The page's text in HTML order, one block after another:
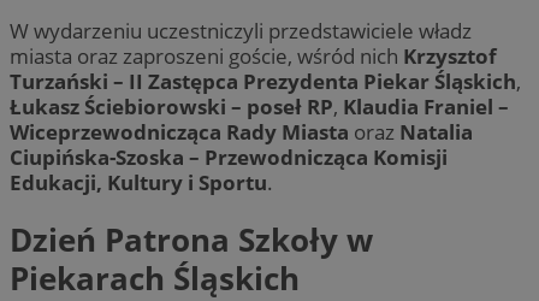
W wydarzeniu uczestniczyli przedstawiciele władz
miasta oraz zaproszeni goście, wśród nich Krzysztof
Turzański – II Zastępca Prezydenta Piekar Śląskich,
Łukasz Ściebiorowski – poseł RP, Klaudia Franiel –
Wiceprzewodnicząca Rady Miasta oraz Natalia
Ciupińska-Szoska – Przewodnicząca Komisji
Edukacji, Kultury i Sportu.
Dzień Patrona Szkoły w
Piekarach Śląskich